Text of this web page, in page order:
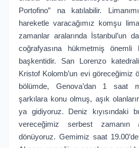
Portofino” na katılabilir.
hareketle varacağımız komşu
zamanlar aralarında İstanbul’un
coğrafyasına hükmetmiş önemli
başkentidir. San Lorenzo
Kristof Kolomb’un evi göreceğimiz
bölümde, Genova’dan 1 saat
şarkılara konu olmuş, aşık
ya gidiyoruz. Deniz kıyısındaki
vereceğimiz serbest zamanın
dönüyoruz. Gemimiz saat